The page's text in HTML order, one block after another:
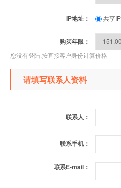
IP地址： 共享IP
购买年限：
您没有登陆,按直接客户身份计算价格
请填写联系人资料
联系人：
联系手机：
联系E-mail：